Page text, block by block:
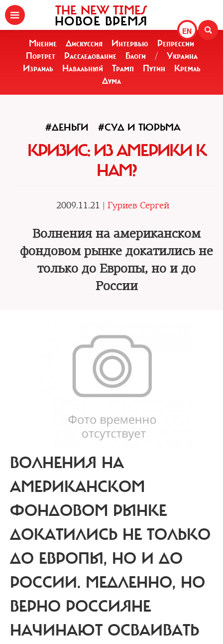
EN
THE NEW TIMES
НОВОЕ ВРЕМЯ
Мнение Дискуссия Интервью
Репрессии
Портрет
Расследование Блоги /
Украина
Израиль
Навальный Трамп Путин
Кремль
Дума
#ДЕНЬГИ #СУД И ТЮРЬМА
КРИЗИС: ИЗ АМЕРИКИ К
НАМ?
2009.11.21 | Гуриев Сергей
Волнения на американском
фондовом рынке докатились не
только до Европы, но и до
России
ВОЛНЕНИЯ НА
АМЕРИКАНСКОМ
ФОНДОВОМ РЫНКЕ
ДОКАТИЛИСЬ НЕ ТОЛЬКО
ДО ЕВРОПЫ, НО И ДО
РОССИИ. МЕДЛЕННО, НО
ВЕРНО РОССИЯНЕ
НАЧИНАЮТ ОСВАИВАТЬ